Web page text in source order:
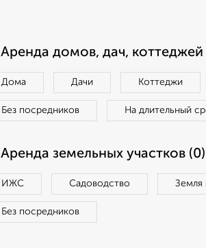
Аренда домов, дач, коттеджей
Дома Дачи Коттеджи
Без посредников На длительный
Аренда земельных участков (0)
ИЖС Садоводство Земля
Без посредников